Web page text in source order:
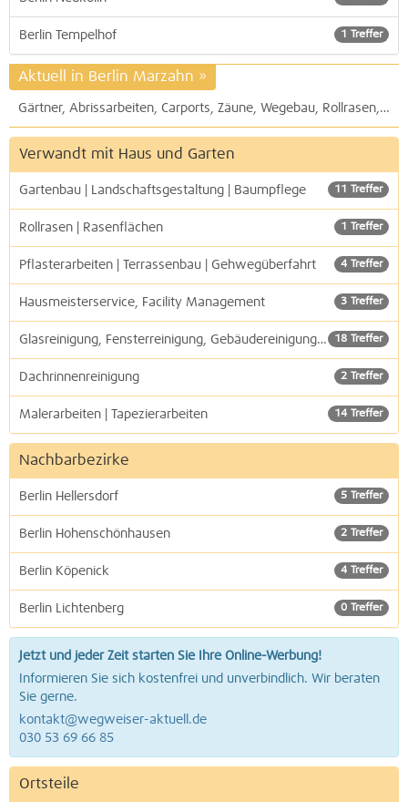
1 Treffer
Berlin Tempelhof
Aktuell in Berlin Marzahn »
Gärtner, Abrissarbeiten, Carports, Zäune, Wegebau, Rollrasen, Baumfällung, Erdarbeiten: Fischer Garten- und Landschaftsbau
Verwandt mit Haus und Garten
11 Treffer
Gartenbau | Landschaftsgestaltung | Baumpflege
1 Treffer
Rollrasen | Rasenflächen
4 Treffer
Pflasterarbeiten | Terrassenbau | Gehwegüberfahrt
3 Treffer
Hausmeisterservice, Facility Management
18 Treffer
Glasreinigung, Fensterreinigung, Gebäudereinigung, Reinigungsdienste
2 Treffer
Dachrinnenreinigung
14 Treffer
Malerarbeiten | Tapezierarbeiten
Nachbarbezirke
5 Treffer
Berlin Hellersdorf
2 Treffer
Berlin Hohenschönhausen
4 Treffer
Berlin Köpenick
0 Treffer
Berlin Lichtenberg
Jetzt und jeder Zeit starten Sie Ihre Online-Werbung!
Informieren Sie sich kostenfrei und unverbindlich. Wir beraten
Sie gerne.
kontakt@wegweiser-aktuell.de
030 53 69 66 85
Ortsteile